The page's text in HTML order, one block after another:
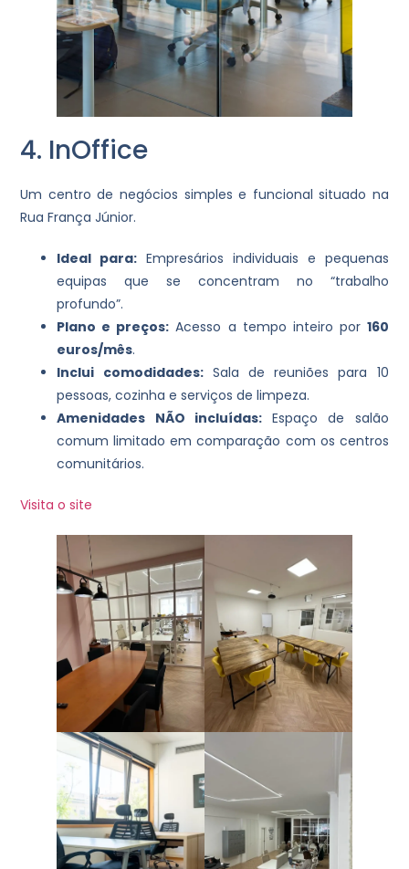
4. InOffice
Um centro de negócios simples e funcional situado na
Rua França Júnior.
Ideal para: Empresários individuais e pequenas
equipas que se concentram no “trabalho
profundo”.
Plano e preços: Acesso a tempo inteiro por 160
euros/mês.
Inclui comodidades:Sala de reuniões para 10
pessoas, cozinha e serviços de limpeza.
Amenidades NÃO incluídas:Espaço de salão
comum limitado em comparação com os centros
comunitários.
Visita o site